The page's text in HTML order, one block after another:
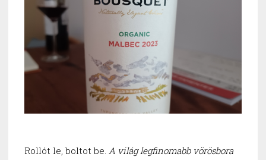
Rollót le, boltot be. A világ legfinomabb vörösbora